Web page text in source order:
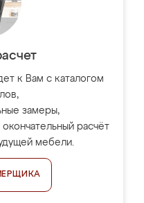
к Вам с каталогом
замеры,
расчёт
мебели.